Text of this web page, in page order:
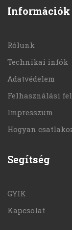
Információk
Rólunk
Technikai infók
Adatvédelem
Felhasználási
Impresszum
Hogyan
Segítség
GYIK
Kapcsolat